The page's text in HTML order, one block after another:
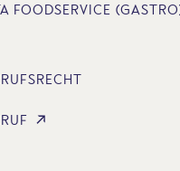
FOODSERVICE